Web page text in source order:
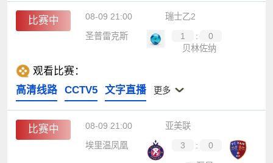
比赛中 08-09 21:00
瑞士乙2
圣普雷克斯
1 :
0
贝林佐纳
观看比赛：
高清线路
CCTV5 文字直播 更多
比赛中 08-09 21:00
亚美联
埃里温凤凰
3 : 0